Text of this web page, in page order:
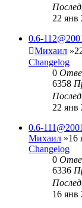
22 янв
0.6-
Михаил
Changelog
0
6358
22 янв
0.6-
Михаил »16
Changelog
0
6336
16 янв